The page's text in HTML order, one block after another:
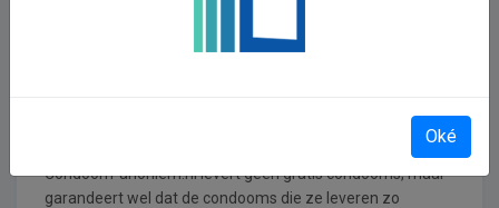
allerlei maten en glijmiddel van allerlei soorten kan je
Condoom-anoniem.nl levert geen gratis condooms, maar
garandeert wel dat de condooms die ze leveren zo
Oké